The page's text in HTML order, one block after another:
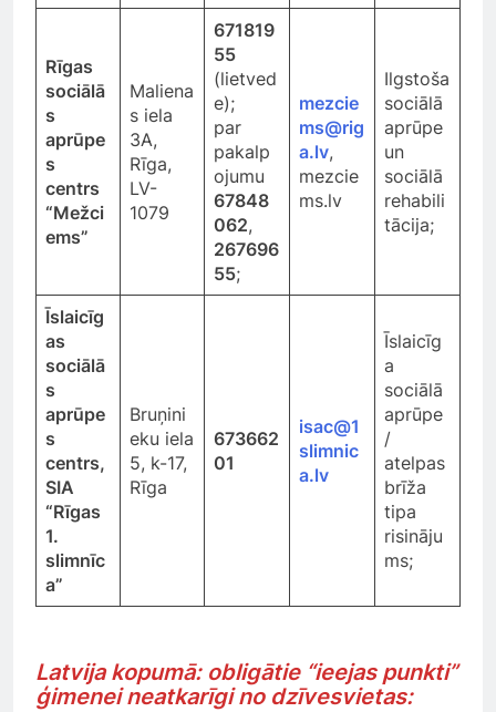
Rīgas
sociālā
s
aprūpe
s
centrs
“Mežci
ems”
Maliena
s iela
3A,
Rīga,
LV-
1079
671819
55
(lietved
e);
par
pakalp
ojumu
67848
062,
267696
55;
mezcie
ms@rig
a.lv,
mezcie
ms.lv
Ilgstoša
sociālā
aprūpe
un
sociālā
rehabili
tācija;
Īslaicīg
as
sociālā
s
aprūpe
s
centrs,
SIA
“Rīgas
1.
slimnīc
a”
Bruņini
eku iela
5, k-17,
Rīga
673662
01
isac@1
slimnic
a.lv
Īslaicīg
a
sociālā
aprūpe
/
atelpas
brīža
tipa
risināju
ms;
Latvija kopumā: obligātie “ieejas punkti”
ģimenei neatkarīgi no dzīvesvietas: